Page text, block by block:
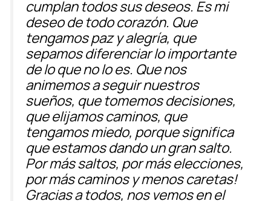
cumplan todos sus deseos. Es mi
deseo de todo corazón. Que
tengamos paz y alegría, que
sepamos diferenciar lo importante
de lo que no lo es. Que nos
animemos a seguir nuestros
sueños, que tomemos decisiones,
que elijamos caminos, que
tengamos miedo, porque significa
que estamos dando un gran salto.
Por más saltos, por más elecciones,
por más caminos y menos caretas!
Gracias a todos, nos vemos en el